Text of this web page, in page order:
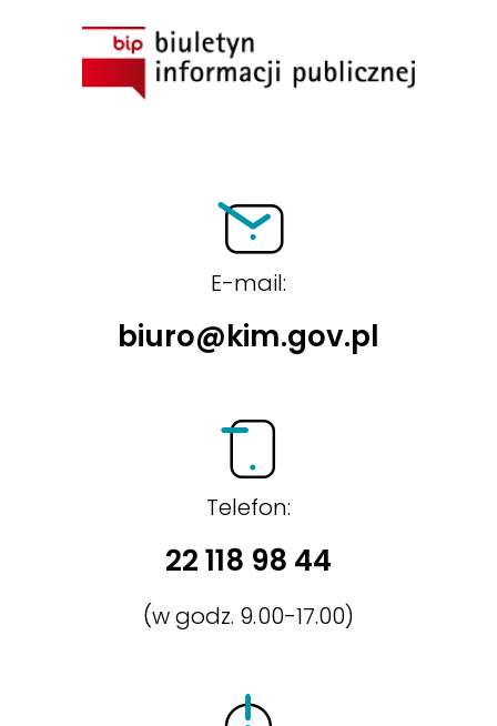
E-mail:
biuro@kim.gov.pl
Telefon:
22 118 98 44
(w godz. 9.00-17.00)